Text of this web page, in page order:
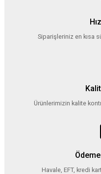
Siparişleriniz en kısa
Ürünlerimizin kalite
Havale, EFT, kredi